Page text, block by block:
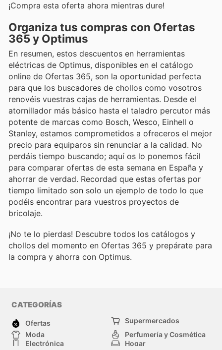
¡Compra esta oferta ahora mientras dure!
Organiza tus compras con Ofertas
365 y Optimus
En resumen, estos descuentos en herramientas
eléctricas de Optimus, disponibles en el catálogo
online de Ofertas 365, son la oportunidad perfecta
para que los buscadores de chollos como vosotros
renovéis vuestras cajas de herramientas. Desde el
atornillador más básico hasta el taladro percutor más
potente de marcas como Bosch, Wesco, Einhell o
Stanley, estamos comprometidos a ofreceros el mejor
precio para equiparos sin renunciar a la calidad. No
perdáis tiempo buscando; aquí os lo ponemos fácil
para comparar ofertas de esta semana en España y
ahorrar de verdad. Recordad que estas ofertas por
tiempo limitado son solo un ejemplo de todo lo que
podéis encontrar para vuestros proyectos de
bricolaje.
¡No te lo pierdas! Descubre todos los catálogos y
chollos del momento en Ofertas 365 y prepárate para
la compra y ahorra con Optimus.
CATEGORÍAS
Ofertas
Supermercados
Moda
Perfumería y Cosmética
Electrónica
Hogar